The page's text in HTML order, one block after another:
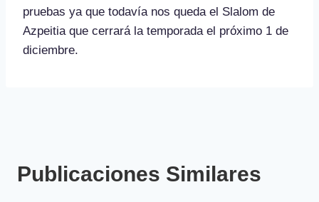
pruebas ya que todavía nos queda el Slalom de
Azpeitia que cerrará la temporada el próximo 1 de
diciembre.
Publicaciones Similares